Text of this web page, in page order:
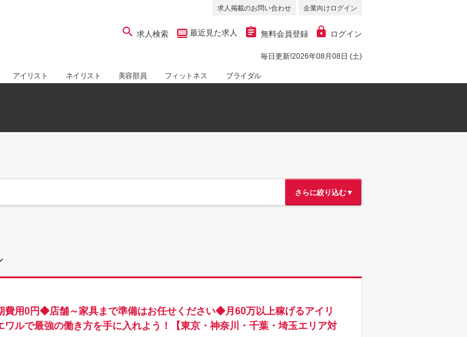
求人掲載のお問い合わせ 企業向けログイン
求人検索 最近見た求人 無料会員登録 ログイン
毎日更新!2026年08月08日 (土)
アイリスト ネイリスト 美容部員 フィットネス ブライダル
さらに絞り込む▼
費用0円◆店舗～家具まで準備はお任せください◆月60万以上稼げるアイリ
ルで最強の働き方を手に入れよう！【東京・神奈川・千葉・埼玉エリア対